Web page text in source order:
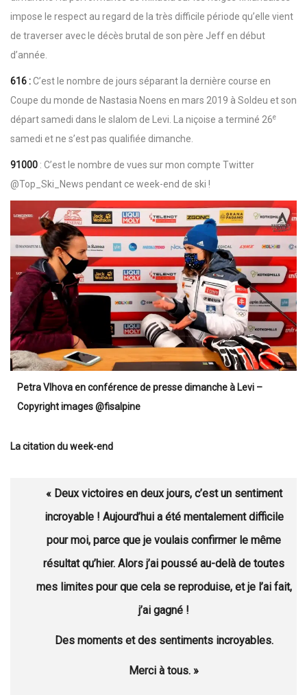
impose le respect au regard de la très difficile période qu’elle vient
de traverser avec le décès brutal de son père Jeff en début
d’année.
616 :C’est le nombre de jours séparant la dernière course en
Coupe du monde de Nastasia Noens en mars 2019 à Soldeu et son
départ samedi dans le slalom de Levi. La niçoise a terminé 26e
samedi et ne s’est pas qualifiée dimanche.
91000 : C’est le nombre de vues sur mon compte Twitter
@Top_Ski_News pendant ce week-end de ski !
Petra Vlhova en conférence de presse dimanche à Levi –
Copyright images @fisalpine
La citation du week-end
« Deux victoires en deux jours, c’est un sentiment
incroyable ! Aujourd’hui a été mentalement difficile
pour moi, parce que je voulais confirmer le même
résultat qu’hier. Alors j’ai poussé au-delà de toutes
mes limites pour que cela se reproduise, et je l’ai fait,
j’ai gagné !
Des moments et des sentiments incroyables.
Merci à tous. »